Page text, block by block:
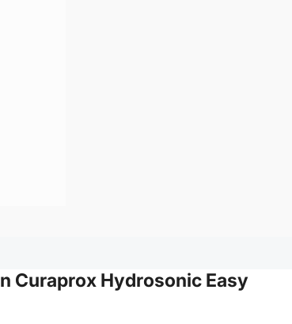
Curaprox Hydrosonic Easy